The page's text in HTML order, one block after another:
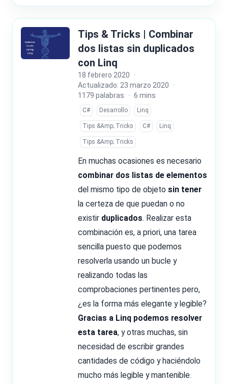
Tips & Tricks | Combinar
dos listas sin duplicados
con Linq
18 febrero 2020 ·
Actualizado: 23 marzo 2020 ·
1179 palabras · 6 mins
C# Desarrollo Linq
Tips &Amp; Tricks C# Linq
Tips &Amp; Tricks
En muchas ocasiones es necesario
combinar dos listas de elementos
del mismo tipo de objeto sin tener
la certeza de que puedan o no
existir duplicados. Realizar esta
combinación es, a priori, una tarea
sencilla puesto que podemos
resolverla usando un bucle y
realizando todas las
comprobaciones pertinentes pero,
¿es la forma más elegante y legible?
Gracias a Linq podemos resolver
esta tarea, y otras muchas, sin
necesidad de escribir grandes
cantidades de código y haciéndolo
mucho más legible y mantenible.